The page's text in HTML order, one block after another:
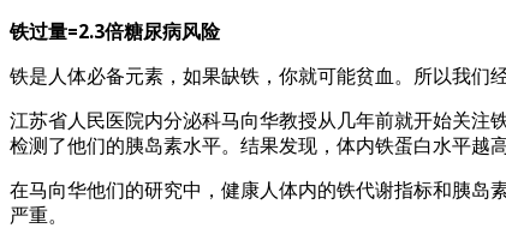
铁过量=2.3倍糖尿病风险
铁是人体必备元素，如果缺铁，你就可能贫血。所以我们
江苏省人民医院内分泌科马向华教授从几年前就开始关注
检测了他们的胰岛素水平。结果发现，体内铁蛋白水平越
在马向华他们的研究中，健康人体内的铁代谢指标和胰岛
严重。